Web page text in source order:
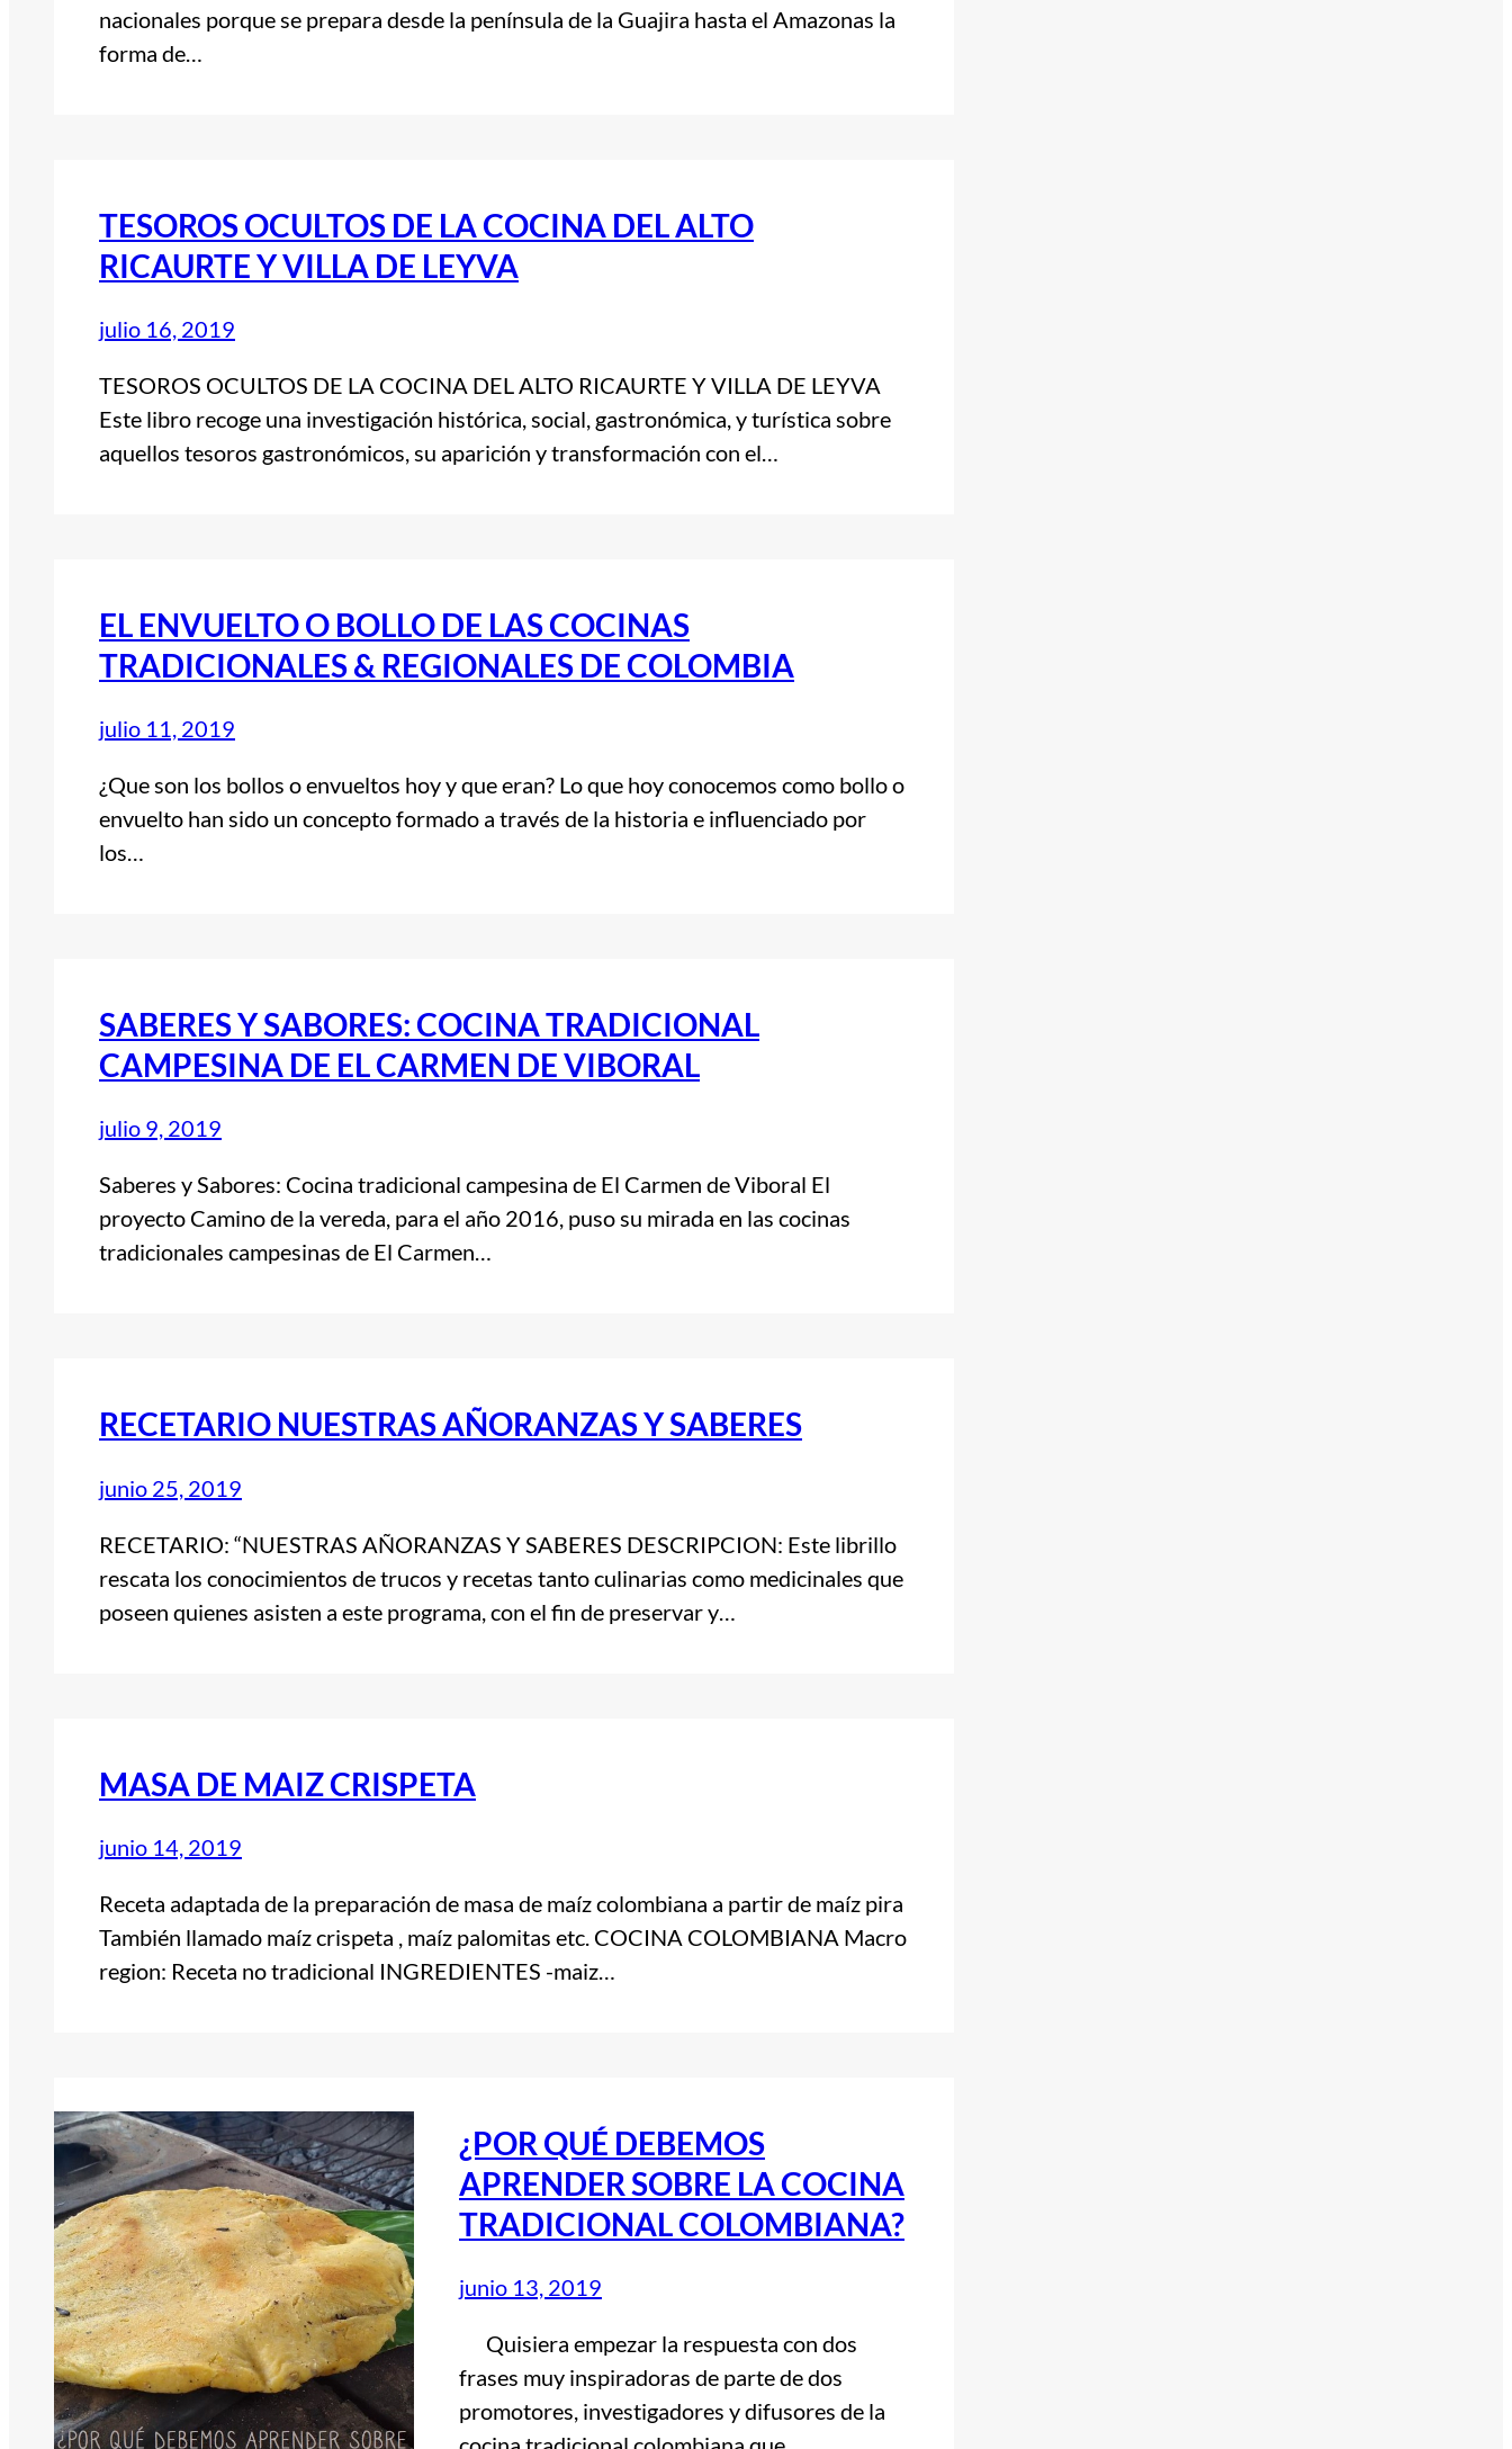
nacionales porque se prepara desde la península de la Guajira hasta el Amazonas la
forma de…
TESOROS OCULTOS DE LA COCINA DEL ALTO
RICAURTE Y VILLA DE LEYVA
julio 16, 2019
TESOROS OCULTOS DE LA COCINA DEL ALTO RICAURTE Y VILLA DE LEYVA
Este libro recoge una investigación histórica, social, gastronómica, y turística sobre
aquellos tesoros gastronómicos, su aparición y transformación con el…
EL ENVUELTO O BOLLO DE LAS COCINAS
TRADICIONALES & REGIONALES DE COLOMBIA
julio 11, 2019
¿Que son los bollos o envueltos hoy y que eran? Lo que hoy conocemos como bollo o
envuelto han sido un concepto formado a través de la historia e influenciado por
los…
SABERES Y SABORES: COCINA TRADICIONAL
CAMPESINA DE EL CARMEN DE VIBORAL
julio 9, 2019
Saberes y Sabores: Cocina tradicional campesina de El Carmen de Viboral El
proyecto Camino de la vereda, para el año 2016, puso su mirada en las cocinas
tradicionales campesinas de El Carmen…
RECETARIO NUESTRAS AÑORANZAS Y SABERES
junio 25, 2019
RECETARIO: “NUESTRAS AÑORANZAS Y SABERES DESCRIPCION: Este librillo
rescata los conocimientos de trucos y recetas tanto culinarias como medicinales que
poseen quienes asisten a este programa, con el fin de preservar y…
MASA DE MAIZ CRISPETA
junio 14, 2019
Receta adaptada de la preparación de masa de maíz colombiana a partir de maíz pira
También llamado maíz crispeta , maíz palomitas etc. COCINA COLOMBIANA Macro
region: Receta no tradicional INGREDIENTES -maiz…
¿POR QUÉ DEBEMOS
APRENDER SOBRE LA COCINA
TRADICIONAL COLOMBIANA?
junio 13, 2019
Quisiera empezar la respuesta con dos
frases muy inspiradoras de parte de dos
promotores, investigadores y difusores de la